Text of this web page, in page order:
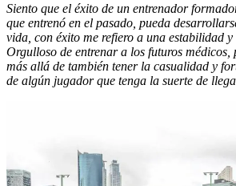
Siento que el éxito de un entrenador
que entrenó en el pasado, pueda
vida, con éxito me refiero a una estabilidad
Orgulloso de entrenar a los futuros médicos,
más allá de también tener la casualidad y
de algún jugador que tenga la suerte de